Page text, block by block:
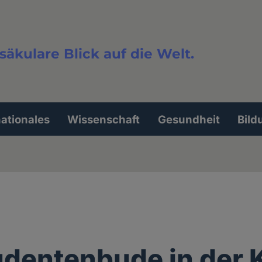
Blick auf die Welt.
Wissenschaft Gesundheit